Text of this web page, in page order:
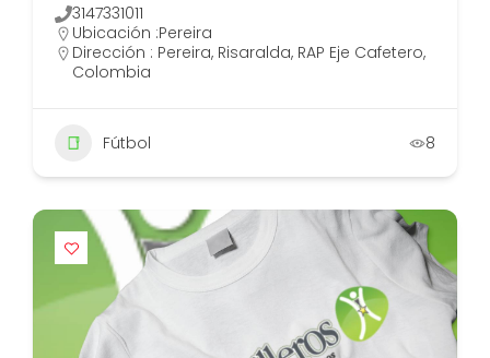
3147331011
Ubicación :Pereira
Dirección : Pereira, Risaralda, RAP Eje Cafetero,
Colombia
Fútbol 8